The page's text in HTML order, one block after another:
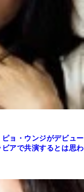
ピョ・ウンジがデビュー
アで共演するとは思わ